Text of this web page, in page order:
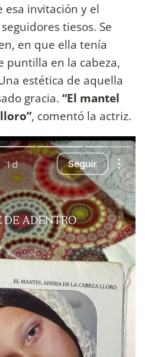
invitación y el
tiesos. Se
en que ella tenía
puntilla en la cabeza,
estética de aquella
gracia. “El mantel
, comentó la actriz.